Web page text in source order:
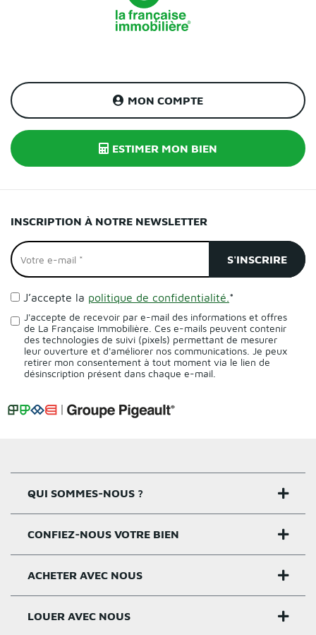
MON COMPTE
ESTIMER MON BIEN
INSCRIPTION À NOTRE NEWSLETTER
J’accepte la politique de confidentialité. *
J'accepte de recevoir par e-mail des informations et offres
de La Française Immobilière. Ces e-mails peuvent contenir
des technologies de suivi (pixels) permettant de mesurer
leur ouverture et d'améliorer nos communications. Je peux
retirer mon consentement à tout moment via le lien de
désinscription présent dans chaque e-mail.
QUI SOMMES-NOUS ?
Nos agences
Notre histoire
CONFIEZ-NOUS VOTRE BIEN
Estimer un bien
Critères estimation
ACHETER AVEC NOUS
Acheter sur Rennes
LOUER AVEC NOUS